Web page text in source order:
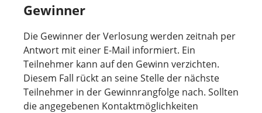
Gewinner
Die Gewinner der Verlosung werden zeitnah per
Antwort mit einer E-Mail informiert. Ein
Teilnehmer kann auf den Gewinn verzichten.
Diesem Fall rückt an seine Stelle der nächste
Teilnehmer in der Gewinnrangfolge nach. Sollten
die angegebenen Kontaktmöglichkeiten